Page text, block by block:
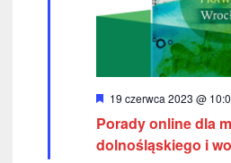
W
r
ó
ż
19 czerwca 2023 @
Porady online dla
dolnośląskiego i